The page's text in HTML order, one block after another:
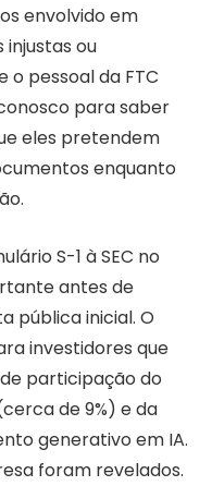
envolvido em
ou
o pessoal da FTC
para saber
eles pretendem
enquanto
S-1 à SEC no
antes de
pública inicial. O
investidores que
participação do
de 9%) e da
generativo em IA.
foram revelados.